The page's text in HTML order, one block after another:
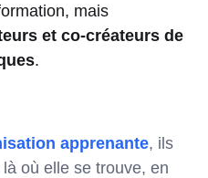
mais
et co-créateurs de
.
apprenante, ils
où elle se trouve, en